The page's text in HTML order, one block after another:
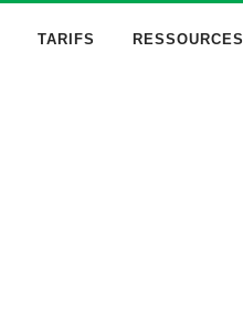
TARIFS RESSOURCES